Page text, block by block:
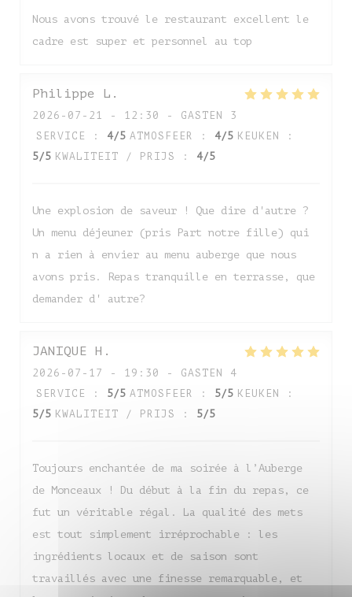
Nous avons trouvé le restaurant excellent le
cadre est super et personnel au top
Philippe L
2026-07-21
- 12:30 - GASTEN 3
SERVICE
: 4/5 ATMOSFEER : 4/5 KEUKEN
:
5/5 KWALITEIT / PRIJS : 4/5
Une explosion de saveur ! Que dire d'autre ?
Un menu déjeuner (pris Part notre fille) qui
n a rien à envier au menu auberge que nous
avons pris. Repas tranquille en terrasse, que
demander d' autre?
JANIQUE H
2026-07-17
- 19:30 - GASTEN 4
SERVICE
: 5/5 ATMOSFEER : 5/5 KEUKEN
:
5/5 KWALITEIT / PRIJS : 5/5
Toujours enchantée de ma soirée à l’Auberge
de Monceaux ! Du début à la fin du repas, ce
fut un véritable régal. La qualité des mets
est tout simplement irréprochable : les
ingrédients locaux et de saison sont
travaillés avec une finesse remarquable, et